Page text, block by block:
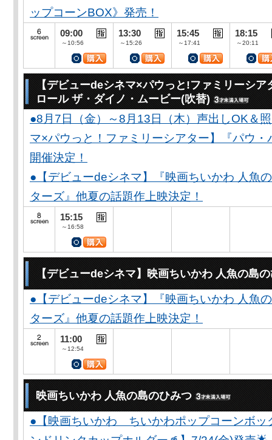
ップコーンBOX》発売！
09:00
～10:56
13:30
～15:26
15:45
～17:41
18:15
～20:11
【デビューdeシネマ×パウっと!ファミリーシア
ロール ザ・ダイノ・ムービー(吹替)
●8月7日（金）～8月13日（木）声出しOK＆
マ×パウっと！ファミリーシアター】『パウ
開催決定！
●【デビューdeシネマ】『映画ちいかわ 人魚
ターズ』他夏の話題作上映決定！
15:15
～16:58
【デビューdeシネマ】映画ちいかわ 人魚の島
●【デビューdeシネマ】『映画ちいかわ 人魚
ターズ』他夏の話題作上映決定！
11:00
～12:54
映画ちいかわ 人魚の島のひみつ
●【映画ちいかわ ちいかわポップコーンボ